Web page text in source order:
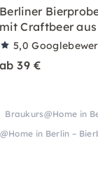
Berliner
mit Craftbeer
5,0
ab 39 €
Braukurs@Home in
in Berlin –